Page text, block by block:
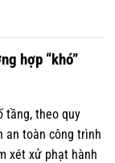
hợp “khó”
tầng, theo quy
an toàn công trình
xét xử phạt hành